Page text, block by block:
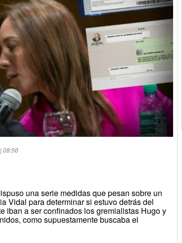
08:56
una serie medidas que pesan sobre un
Vidal para determinar si estuvo detrás del
iban a ser confinados los gremialistas Hugo y
como supuestamente buscaba el